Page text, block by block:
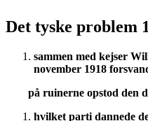
Det tyske problem
sammen med kejser
november 1918
på ruinerne opstod den
hvilket parti dannede